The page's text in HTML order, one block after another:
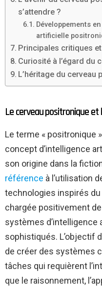
s’attendre ?
Développements
artificielle
Principales critiques
Curiosité à l’égard du
L’héritage du cerveau
Le cerveau positronique et
Le terme « positronique
concept d’intelligence
son origine dans la
référence à l’utilisation
technologies inspirés du
chargée positivement
systèmes
sophistiqués. L’objectif
de créer des systèmes
tâches qui requièrent
que le raisonnement,